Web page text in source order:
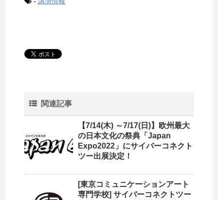
関連記事
【7/14(木) ～7/17(日)】欧州最大
の日本文化の祭典「Japan
Expo2022」にサイバーコネクト
ツー出展決定！
[東京コミュニケーションアート
専門学校] サイバーコネクトツー